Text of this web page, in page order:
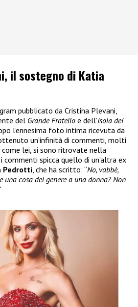
il sostegno di Katia
pubblicato da Cristina Plevani,
del Grande Fratello e dell’Isola dei
l’ennesima foto intima ricevuta da
un’infinità di commenti, molti
come lei, si sono ritrovate nella
commenti spicca quello di un’altra ex
Pedrotti , che ha scritto: “No, vabbè,
una cosa del genere a una donna? Non